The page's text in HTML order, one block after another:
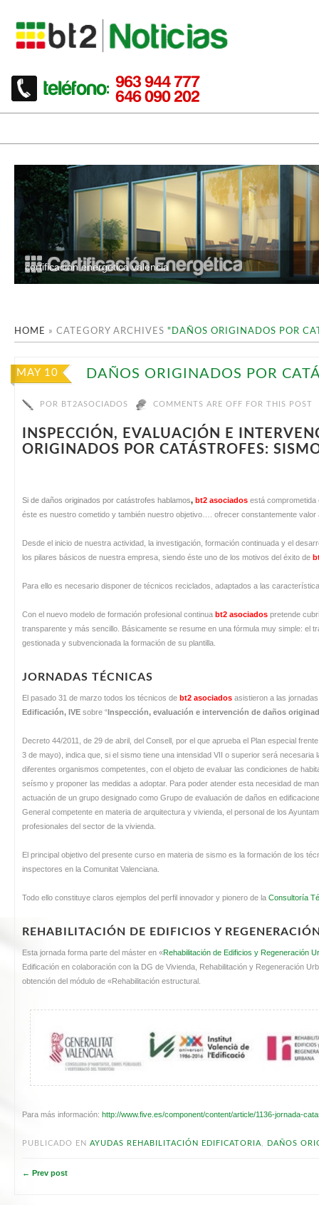
certificacion energetica valencia
HOME » CATEGORY ARCHIVES "DAÑOS ORIGINADOS POR
MAY 10 DAÑOS ORIGINADOS POR
POR BT2ASOCIADOS COMMENTS ARE OFF FOR THIS POST
INSPECCIÓN, EVALUACIÓN E
ORIGINADOS POR CATÁSTROFES:
Si de daños originados por catástrofes hablamos, bt2 asociados está comprometida
éste es nuestro cometido y también nuestro objetivo…. ofrecer constantemente valor
Desde el inicio de nuestra actividad, la investigación, formación continuada y el
los pilares básicos de nuestra empresa, siendo éste uno de los motivos del éxito de
Para ello es necesario disponer de técnicos reciclados, adaptados a las
Con el nuevo modelo de formación profesional continua bt2 asociados pretende
transparente y más sencillo. Básicamente se resume en una fórmula muy simple: el
gestionada y subvencionada la formación de su plantilla.
JORNADAS TÉCNICAS
El pasado 31 de marzo todos los técnicos de bt2 asociados asistieron a las
Edificación, IVE sobre “ Inspección, evaluación e intervención de daños
Decreto 44/2011, de 29 de abril, del Consell, por el que aprueba el Plan especial
3 de mayo), indica que, si el sismo tiene una intensidad VII o superior será
diferentes organismos competentes, con el objeto de evaluar las condiciones de
seísmo y proponer las medidas a adoptar. Para poder atender esta necesidad de
actuación de un grupo designado como Grupo de evaluación de daños en
General competente en materia de arquitectura y vivienda, el personal de los
profesionales del sector de la vivienda.
El principal objetivo del presente curso en materia de sismo es la formación de los
inspectores en la Comunitat Valenciana.
Todo ello constituye claros ejemplos del perfil innovador y pionero de la Consultoría
REHABILITACIÓN DE EDIFICIOS Y
Esta jornada forma parte del máster en «Rehabilitación de Edificios y Regeneración
Edificación en colaboración con la DG de Vivienda, Rehabilitación y Regeneración
obtención del módulo de «Rehabilitación estructural.
Para más información: http://www.five.es/component/content/article/1136-jornada-
PUBLICADO EN AYUDAS REHABILITACIÓN EDIFICATORIA, DAÑOS
← Prev post